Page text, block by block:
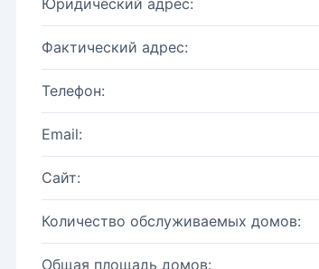
Юридический адрес:
Фактический адрес:
Телефон:
Email:
Сайт:
Количество обслуживаемых домов:
Общая площадь домов: